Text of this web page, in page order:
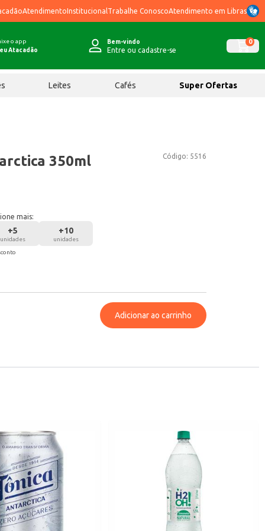
AtendimentoInstitucional Trabalhe ConoscoAtendimento em Libras
o app
Atacadão
Bem-vindo
Entre ou cadastre-se
0
Leites Cafés Super Ofertas
Código: 5516
350ml
mais:
+5
unidades
+10
unidades
Adicionar ao carrinho